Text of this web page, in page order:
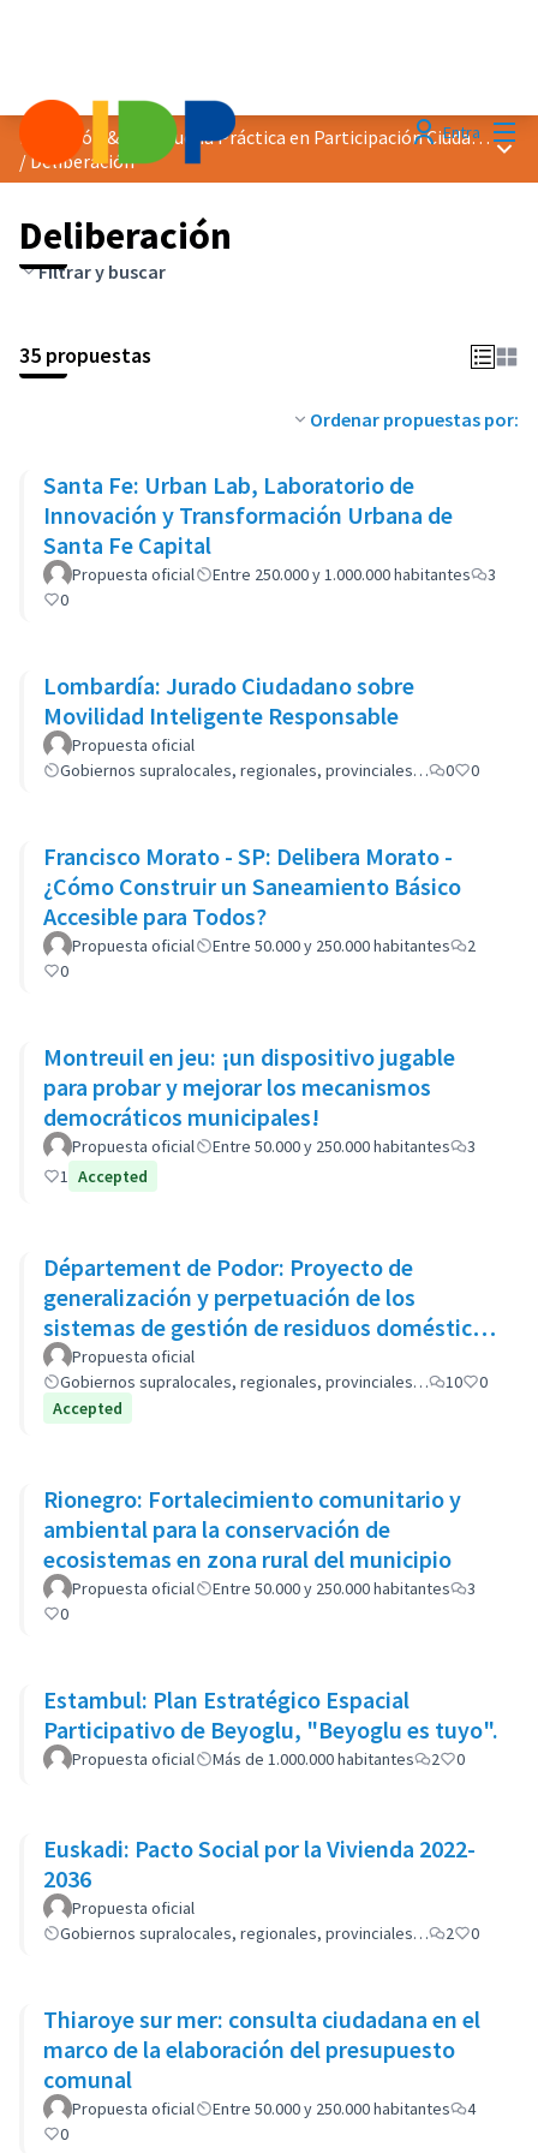
EntraDistinción &quot;Buena Práctica en Participación Ciudadana&quot; 2023
/Deliberación
Deliberación
Filtrar y buscar
35 propuestas
Ordenar propuestas por:
Santa Fe: Urban Lab, Laboratorio de
Innovación y Transformación Urbana de
Santa Fe Capital
Propuesta oficial Entre 250.000 y 1.000.000 habitantes
3
0
Lombardía: Jurado Ciudadano sobre
Movilidad Inteligente Responsable
Propuesta oficial
Gobiernos supralocales, regionales, provinciales…
0 0
Francisco Morato - SP: Delibera Morato -
¿Cómo Construir un Saneamiento Básico
Accesible para Todos?
Propuesta oficial Entre 50.000 y 250.000 habitantes
2
0
Montreuil en jeu: ¡un dispositivo jugable
para probar y mejorar los mecanismos
democráticos municipales!
Propuesta oficial Entre 50.000 y 250.000 habitantes
3
1 Accepted
Département de Podor: Proyecto de
generalización y perpetuación de los
sistemas de gestión de residuos domésticos
(GP-GOM).
Propuesta oficial
Gobiernos supralocales, regionales, provinciales…
10
0
Accepted
Rionegro: Fortalecimiento comunitario y
ambiental para la conservación de
ecosistemas en zona rural del municipio
Propuesta oficial Entre 50.000 y 250.000 habitantes
3
0
Estambul: Plan Estratégico Espacial
Participativo de Beyoglu, "Beyoglu es tuyo".
Propuesta oficial Más de 1.000.000 habitantes 2 0
Euskadi: Pacto Social por la Vivienda 2022-
2036
Propuesta oficial
Gobiernos supralocales, regionales, provinciales…
2 0
Thiaroye sur mer: consulta ciudadana en el
marco de la elaboración del presupuesto
comunal
Propuesta oficial Entre 50.000 y 250.000 habitantes
4
0